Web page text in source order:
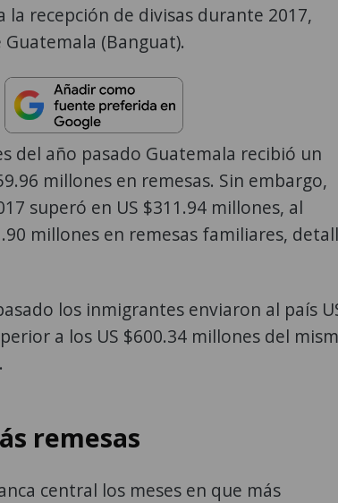
la recepción de divisas durante 2017,
(Banguat).
del año pasado Guatemala recibió un
millones en remesas. Sin embargo,
superó en US $311.94 millones, al
millones en remesas familiares,
los inmigrantes enviaron al país
a los US $600.34 millones del
remesas
central los meses en que más